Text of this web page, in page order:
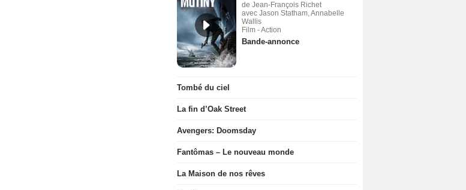
de Jean-François Richet
avec Jason Statham, Annabelle
Wallis
Film - Action
Bande-annonce
Tombé du ciel
La fin d’Oak Street
Avengers: Doomsday
Fantômas – Le nouveau monde
La Maison de nos rêves